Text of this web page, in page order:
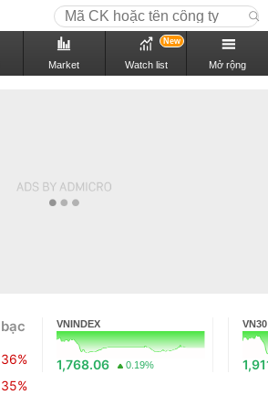
Market Watch list
New
Mở rộng
VNINDEX
1,768.06 0.19%
VN30